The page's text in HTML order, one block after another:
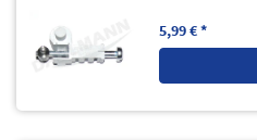
5,99 € *